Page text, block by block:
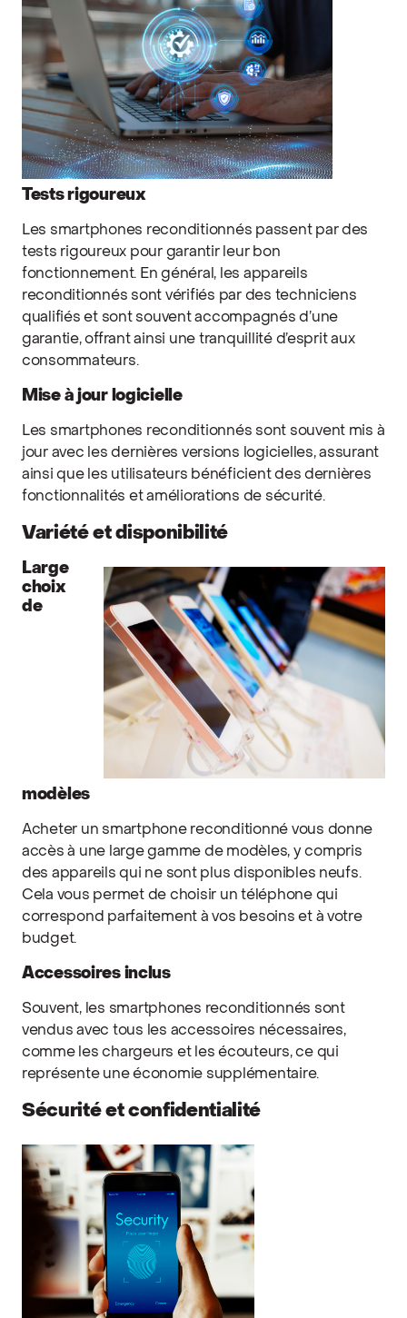
Tests rigoureux
Les smartphones reconditionnés passent par des
tests rigoureux pour garantir leur bon
fonctionnement. En général, les appareils
reconditionnés sont vérifiés par des techniciens
qualifiés et sont souvent accompagnés d’une
garantie, offrant ainsi une tranquillité d’esprit aux
consommateurs.
Mise à jour logicielle
Les smartphones reconditionnés sont souvent mis à
jour avec les dernières versions logicielles, assurant
ainsi que les utilisateurs bénéficient des dernières
fonctionnalités et améliorations de sécurité.
Variété et disponibilité
Large
choix
de
modèles
Acheter un smartphone reconditionné vous donne
accès à une large gamme de modèles, y compris
des appareils qui ne sont plus disponibles neufs.
Cela vous permet de choisir un téléphone qui
correspond parfaitement à vos besoins et à votre
budget.
Accessoires inclus
Souvent, les smartphones reconditionnés sont
vendus avec tous les accessoires nécessaires,
comme les chargeurs et les écouteurs, ce qui
représente une économie supplémentaire.
Sécurité et confidentialité